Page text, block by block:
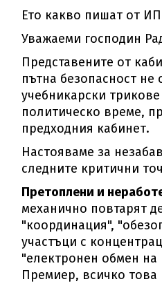
Ето какво пишат от
Уважаеми господин
Представените от
пътна безопасност
учебникарски
политическо време,
предходния кабинет.
Настояваме за
следните критични
Претоплени и
механично повтарят
"координация",
участъци с
"електронен обмен
Премиер, всичко това